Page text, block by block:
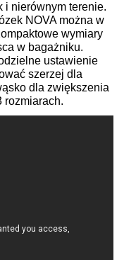
i nierównym terenie.
NOVA można w
wymiary
w bagażniku.
ustawienie
szerzej dla
dla zwiększenia
rozmiarach.